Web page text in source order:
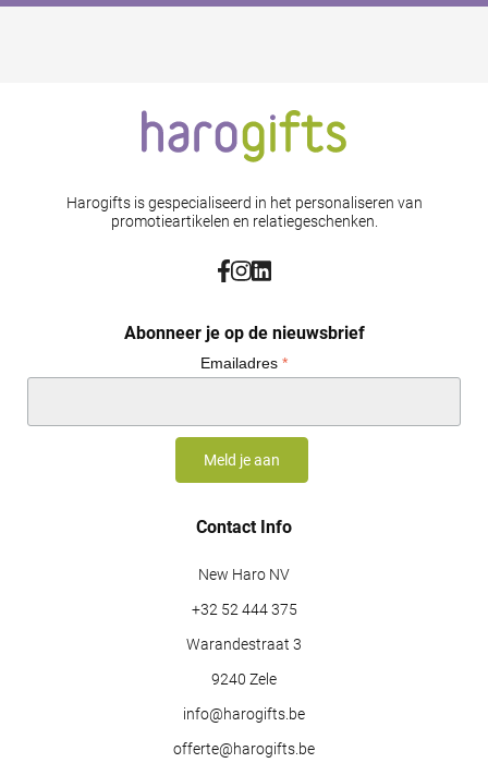
Harogifts is gespecialiseerd in het personaliseren van
promotieartikelen en relatiegeschenken.
Abonneer je op de nieuwsbrief
Emailadres *
Contact Info
New Haro NV
+32 52 444 375
Warandestraat 3
9240 Zele
info@harogifts.be
offerte@harogifts.be